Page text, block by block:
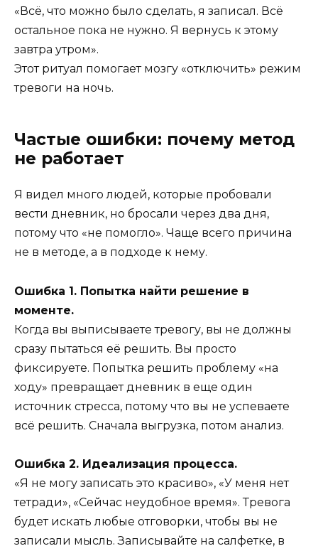
«Всё, что можно было сделать, я записал. Всё
остальное пока не нужно. Я вернусь к этому
завтра утром».
Этот ритуал помогает мозгу «отключить» режим
тревоги на ночь.
Частые ошибки: почему метод
не работает
Я видел много людей, которые пробовали
вести дневник, но бросали через два дня,
потому что «не помогло». Чаще всего причина
не в методе, а в подходе к нему.
Ошибка 1. Попытка найти решение в
моменте.
Когда вы выписываете тревогу, вы не должны
сразу пытаться её решить. Вы просто
фиксируете. Попытка решить проблему «на
ходу» превращает дневник в еще один
источник стресса, потому что вы не успеваете
всё решить. Сначала выгрузка, потом анализ.
Ошибка 2. Идеализация процесса.
«Я не могу записать это красиво», «У меня нет
тетради», «Сейчас неудобное время». Тревога
будет искать любые отговорки, чтобы вы не
записали мысль. Записывайте на салфетке, в